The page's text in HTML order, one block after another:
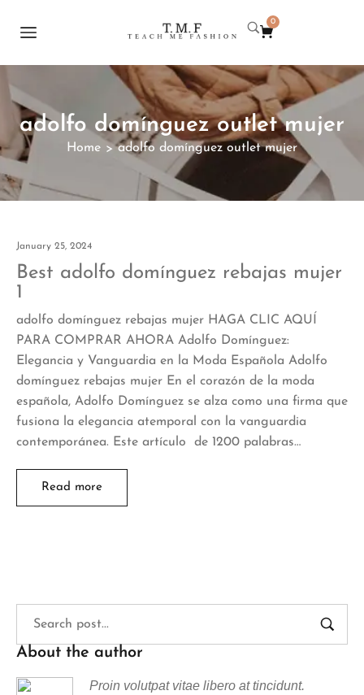
0
adolfo domínguez outlet mujer
Home > adolfo domínguez outlet mujer
January 25, 2024
Best adolfo domínguez rebajas mujer
1
adolfo domínguez rebajas mujer HAGA CLIC AQUÍ
PARA COMPRAR AHORA Adolfo Domínguez:
Elegancia y Vanguardia en la Moda Española Adolfo
domínguez rebajas mujer En el corazón de la moda
española, Adolfo Domínguez se alza como una firma que
fusiona la elegancia atemporal con la vanguardia
contemporánea. Este artículo de 1200 palabras…
Read more
About the author
Proin volutpat vitae libero at tincidunt.